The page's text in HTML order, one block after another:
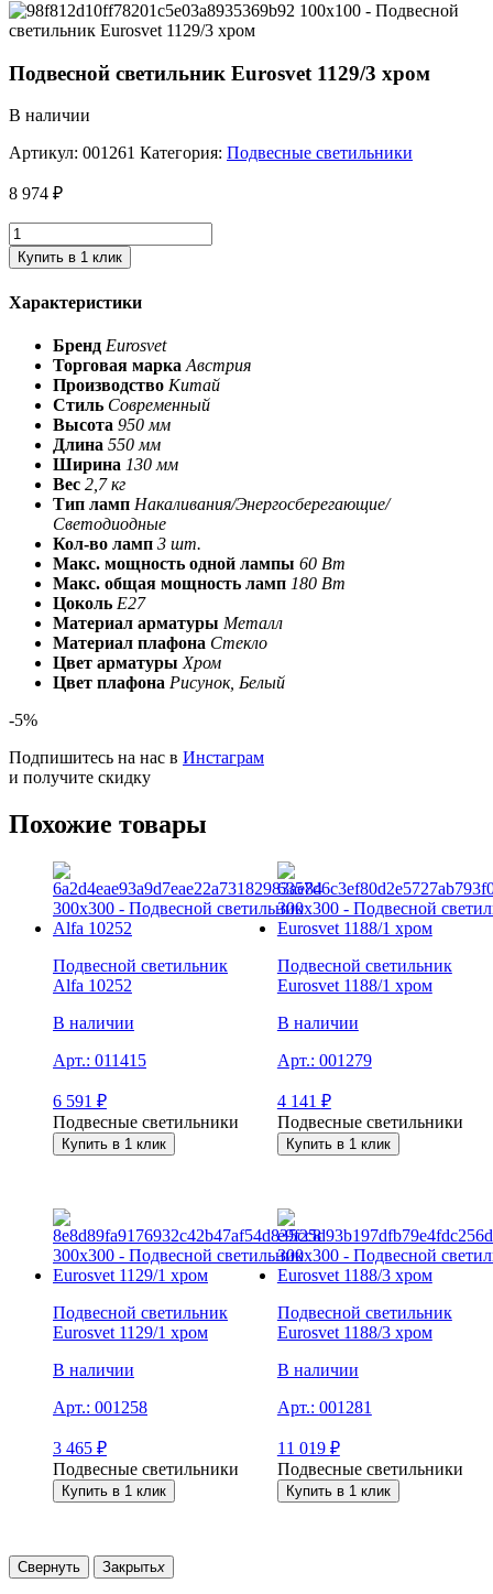
Подвесной светильник Eurosvet 1129/3 хром
В наличии
Артикул: 001261 Категория: Подвесные светильники
8 974 ₽
Купить в 1 клик
Характеристики
Бренд Eurosvet
Торговая марка Австрия
Производство Китай
Стиль Современный
Высота 950 мм
Длина 550 мм
Ширина 130 мм
Вес 2,7 кг
Тип ламп Накаливания/Энергосберегающие/
Светодиодные
Кол-во ламп 3 шт.
Макс. мощность одной лампы 60 Вт
Макс. общая мощность ламп 180 Вт
Цоколь E27
Материал арматуры Металл
Материал плафона Стекло
Цвет арматуры Хром
Цвет плафона Рисунок, Белый
-5%
Подпишитесь на нас в Инстаграм
и получите скидку
Похожие товары
Подвесной светильник
Alfa 10252
В наличии
Арт.: 011415
6 591 ₽
Подвесные светильники
Купить в 1 клик
Подвесной светильник
Eurosvet 1188/1 хром
В наличии
Арт.: 001279
4 141 ₽
Подвесные светильники
Купить в 1 клик
Подвесной светильник
Eurosvet 1129/1 хром
В наличии
Арт.: 001258
3 465 ₽
Подвесные светильники
Купить в 1 клик
Подвесной светильник
Eurosvet 1188/3 хром
В наличии
Арт.: 001281
11 019 ₽
Подвесные светильники
Купить в 1 клик
Свернуть Закрытьx